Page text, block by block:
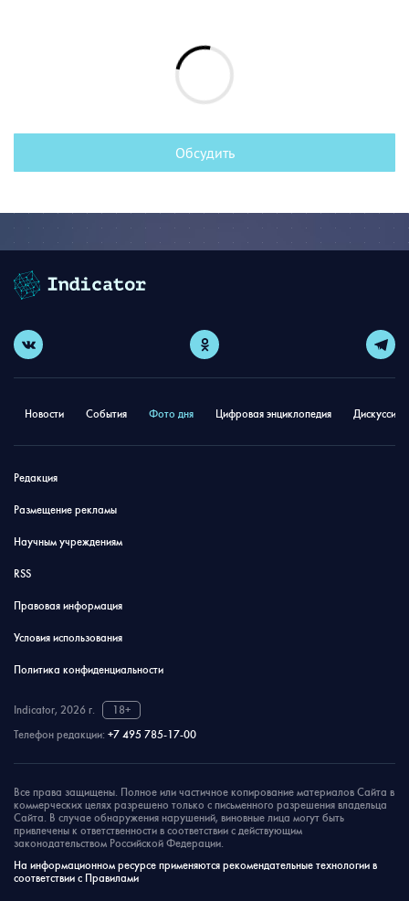
Обсудить
Новости События Фото дня Цифровая энциклопедия
Редакция
Размещение рекламы
Научным учреждениям
RSS
Правовая информация
Условия использования
Политика конфиденциальности
Indicator, 2026 г.
18+
Телефон редакции: +7 495 785-17-00
Все права защищены. Полное или частичное копирование материалов Сайта в
коммерческих целях разрешено только с письменного разрешения владельца
Сайта. В случае обнаружения нарушений, виновные лица могут быть
привлечены к ответственности в соответствии с действующим
законодательством Российской Федерации.
На информационном ресурсе применяются рекомендательные технологии в
соответствии с Правилами